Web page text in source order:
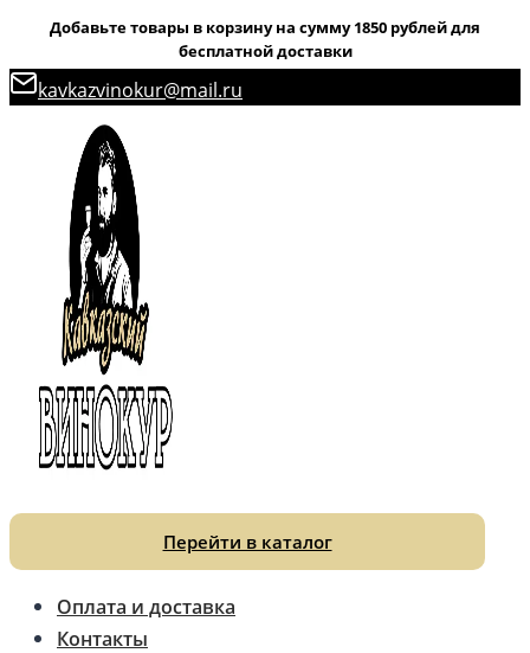
Добавьте товары в корзину на сумму 1850 рублей для
бесплатной доставки
Перейти
содержимому
kavkazvinokur@mail.ru
Перейти в каталог
Оплата и доставка
Контакты